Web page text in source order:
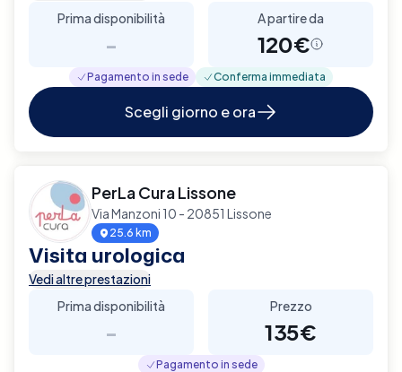
Prima disponibilità
-
A partire da
120€
Pagamento in sede Conferma immediata
Scegli giorno e ora
PerLa Cura Lissone
Via Manzoni 10 - 20851 Lissone
25.6 km
Visita urologica
Vedi altre prestazioni
Prima disponibilità
-
Prezzo
135€
Pagamento in sede